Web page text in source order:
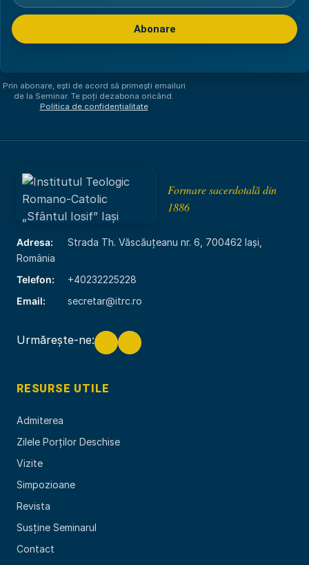
Abonare
Am citit și sunt de acord cupolitica de confidențialitate
Prin abonare, ești de acord să primești emailuri
de la Seminar. Te poți dezabona oricând.
Politica de confidențialitate
Formare sacerdotală din
1886
Adresa:
Strada Th. Văscăuțeanu nr. 6, 700462 Iași,
România
Telefon:
+40232225228
Email:
secretar@itrc.ro
Urmărește-ne:
RESURSE UTILE
Admiterea
Zilele Porților Deschise
Vizite
Simpozioane
Revista
Susține Seminarul
Contact